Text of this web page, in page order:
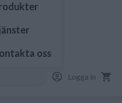
oss
Logga in